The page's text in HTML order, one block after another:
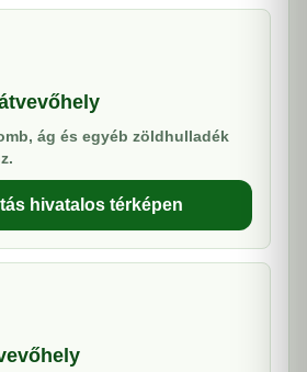
ág és egyéb zöldhulladék
hivatalos térképen